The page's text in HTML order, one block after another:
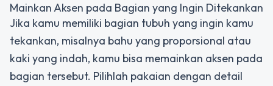
Mainkan Aksen pada Bagian yang Ingin Ditekankan
Jika kamu memiliki bagian tubuh yang ingin kamu
tekankan, misalnya bahu yang proporsional atau
kaki yang indah, kamu bisa memainkan aksen pada
bagian tersebut. Pilihlah pakaian dengan detail